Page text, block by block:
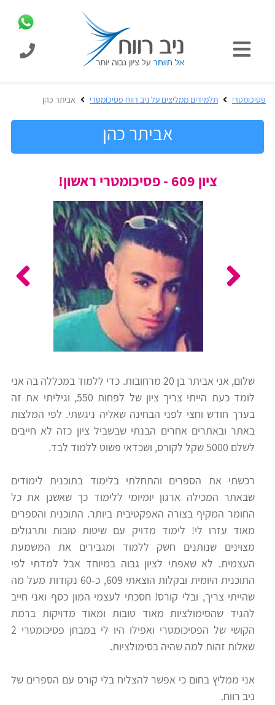
כניסת
תלמידים
לפסיכומטרי
מידע
כללי
פסיכומטרי
תלמידים
ממליצים
המוצרים
מבית
רווח
בחינות
הכנה
לצה"ל
וחטיבות
ביניים
הכנה
מיון
לעבודה
ניב
רווח
חיפוש
לימודים
פסיכומטרי תלמידים ממליצים על ניב רווח פסיכומטרי אביתר כהן
אביתר כהן
ציון 609 - פסיכומטרי ראשון!
שלום, אני אביתר בן 20 מרחובות. כדי ללמוד במכללה בה אני
לומד כעת הייתי צריך ציון של לפחות 550, וגיליתי את זה
בערך חודש וחצי לפני הבחינה שאליה ניגשתי. לפי המלצות
באתר ובאתרים אחרים הבנתי שבשביל ציון כזה לא חייבים
לשלם 5000 שקל לקורס, ושכדאי פשוט ללמוד לבד.
רכשתי את הספרים והתחלתי בלימוד בתוכנית לימודים
שבאתר המכילה ארגון יומיומי ללימוד כך שאשנן את כל
החומר המקיף בצורה האפקטיבית ביותר. התוכנית והספרים
מאוד עזרו לי! לימוד מדויק עם שיטות טובות ותרגולים
מצוינים שנותנים חשק ללמוד ומגבירים את המשמעת
העצמית. לא שאפתי לציון גבוה במיוחד אבל למדתי לפי
התוכנית היומית ובקלות הוצאתי 609, כ-60 נקודות מעל מה
שהייתי צריך, ובלי קורס! חסכתי לעצמי המון כסף ואני חייב
להגיד שהסימולציות מאוד טובות ומאוד מדויקות ברמת
הקושי של הפסיכומטרי ואפילו היו לי במבחן פסיכומטרי 2
שאלות זהות למה שהיה בסימולציות.
אני ממליץ בחום כי אפשר להצליח בלי קורס עם הספרים של
ניב רווח.